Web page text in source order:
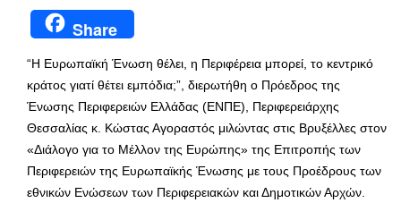
Share
“Η Ευρωπαϊκή Ένωση θέλει, η Περιφέρεια μπορεί, το κεντρικό
κράτος γιατί θέτει εμπόδια;”, διερωτήθη ο Πρόεδρος της
Ένωσης Περιφερειών Ελλάδας (ΕΝΠΕ), Περιφερειάρχης
Θεσσαλίας κ. Κώστας Αγοραστός μιλώντας στις Βρυξέλλες στον
«Διάλογο για το Μέλλον της Ευρώπης» της Επιτροπής των
Περιφερειών της Ευρωπαϊκής Ένωσης με τους Προέδρους των
εθνικών Ενώσεων των Περιφερειακών και Δημοτικών Αρχών.